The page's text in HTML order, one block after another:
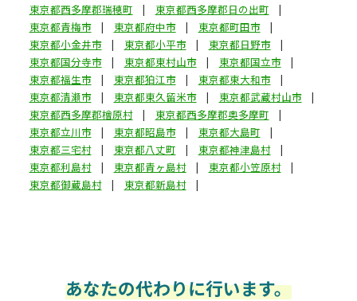
東京都西多摩郡瑞穂町
東京都西多摩郡日の出町
東京都青梅市
東京都府中市
東京都町田市
東京都小金井市
東京都小平市
東京都日野市
東京都国分寺市
東京都東村山市
東京都国立市
東京都福生市
東京都狛江市
東京都東大和市
東京都清瀬市
東京都東久留米市
東京都武蔵村山市
東京都西多摩郡檜原村
東京都西多摩郡奥多摩町
東京都立川市
東京都昭島市
東京都大島町
東京都三宅村
東京都八丈町
東京都神津島村
東京都利島村
東京都青ヶ島村
東京都小笠原村
東京都御蔵島村
東京都新島村
あなたの代わりに行います。